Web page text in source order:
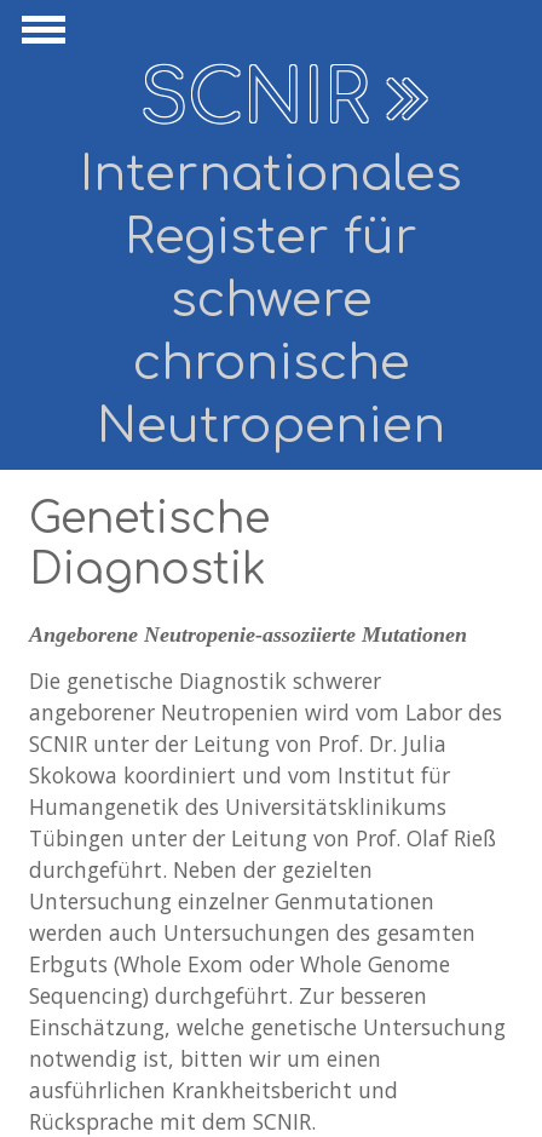
Direkt zum Inhalt
SCNIR
Internationales
Register für
schwere
chronische
Neutropenien
ausblenden
Genetische
Diagnostik
Angeborene Neutropenie-assoziierte Mutationen
Die genetische Diagnostik schwerer
angeborener Neutropenien wird vom Labor des
SCNIR unter der Leitung von Prof. Dr. Julia
Skokowa koordiniert und vom Institut für
Humangenetik des Universitätsklinikums
Tübingen unter der Leitung von Prof. Olaf Rieß
durchgeführt. Neben der gezielten
Untersuchung einzelner Genmutationen
werden auch Untersuchungen des gesamten
Erbguts (Whole Exom oder Whole Genome
Sequencing) durchgeführt. Zur besseren
Einschätzung, welche genetische Untersuchung
notwendig ist, bitten wir um einen
ausführlichen Krankheitsbericht und
Rücksprache mit dem SCNIR.